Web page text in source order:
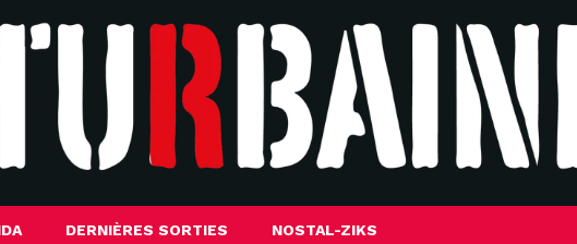
DERNIÈRES SORTIES NOSTAL-ZIKS